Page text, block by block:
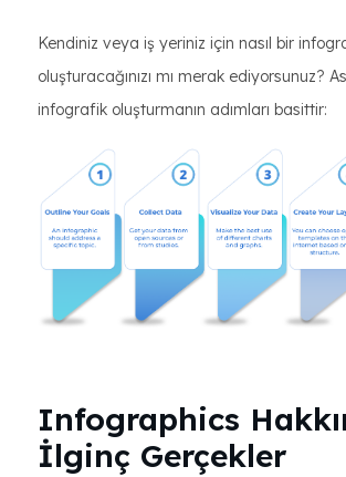
Kendiniz veya iş yeriniz için nasıl bir
oluşturacağınızı mı merak ediyorsunuz?
infografik oluşturmanın adımları basittir:
Infographics
İlginç Gerçekler